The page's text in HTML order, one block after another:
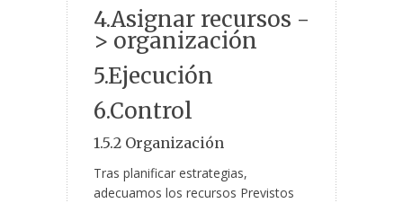
4.Asignar recursos -
> organización
5.Ejecución
6.Control
1.5.2 Organización
Tras planificar estrategias,
adecuamos los recursos Previstos